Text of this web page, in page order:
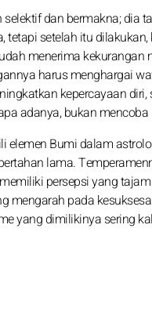
dan bermakna; dia
setelah itu
menerima
harus menghargai
kepercayaan
adanya, bukan
elemen Bumi dalam
lama.
persepsi yang
mengarah pada
yang dimilikinya sering